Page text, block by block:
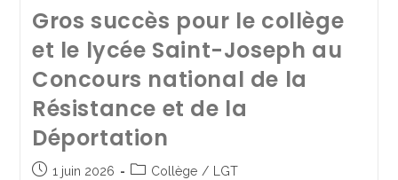
Gros succès pour le collège
et le lycée Saint-Joseph au
Concours national de la
Résistance et de la
Déportation
1 juin 2026 Collège / LGT
18 juin 2025
Collège
France - Pologne Mobilité internationale
Continuer La Lecture